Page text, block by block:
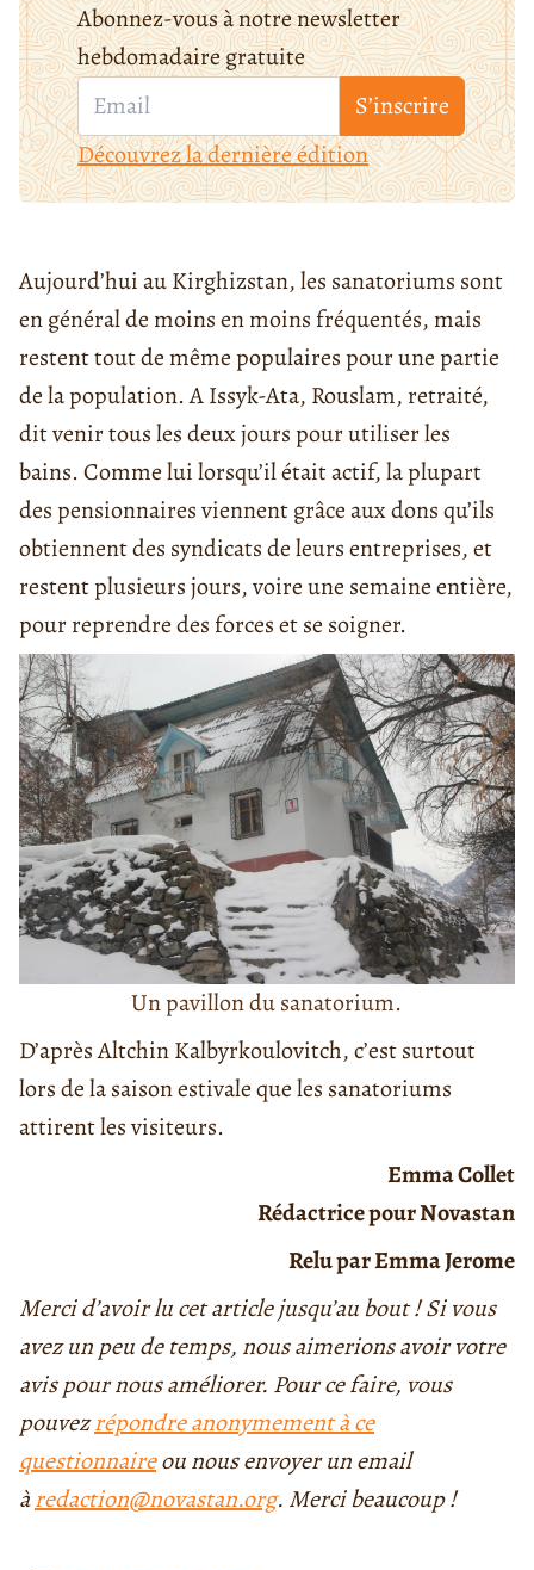
Abonnez-vous à notre newsletter
hebdomadaire gratuite
S’inscrire
Découvrez la dernière édition
Aujourd’hui au Kirghizstan, les sanatoriums sont
en général de moins en moins fréquentés, mais
restent tout de même populaires pour une partie
de la population. A Issyk-Ata, Rouslam, retraité,
dit venir tous les deux jours pour utiliser les
bains. Comme lui lorsqu’il était actif, la plupart
des pensionnaires viennent grâce aux dons qu’ils
obtiennent des syndicats de leurs entreprises, et
restent plusieurs jours, voire une semaine entière,
pour reprendre des forces et se soigner.
Un pavillon du sanatorium.
D’après Altchin Kalbyrkoulovitch, c’est surtout
lors de la saison estivale que les sanatoriums
attirent les visiteurs.
Emma Collet
Rédactrice pour Novastan
Relu par Emma Jerome
Merci d’avoir lu cet article jusqu’au bout ! Si vous
avez un peu de temps, nous aimerions avoir votre
avis pour nous améliorer. Pour ce faire, vous
pouvezrépondre anonymement à ce
questionnaireou nous envoyer un email
àredaction@novastan.org. Merci beaucoup !